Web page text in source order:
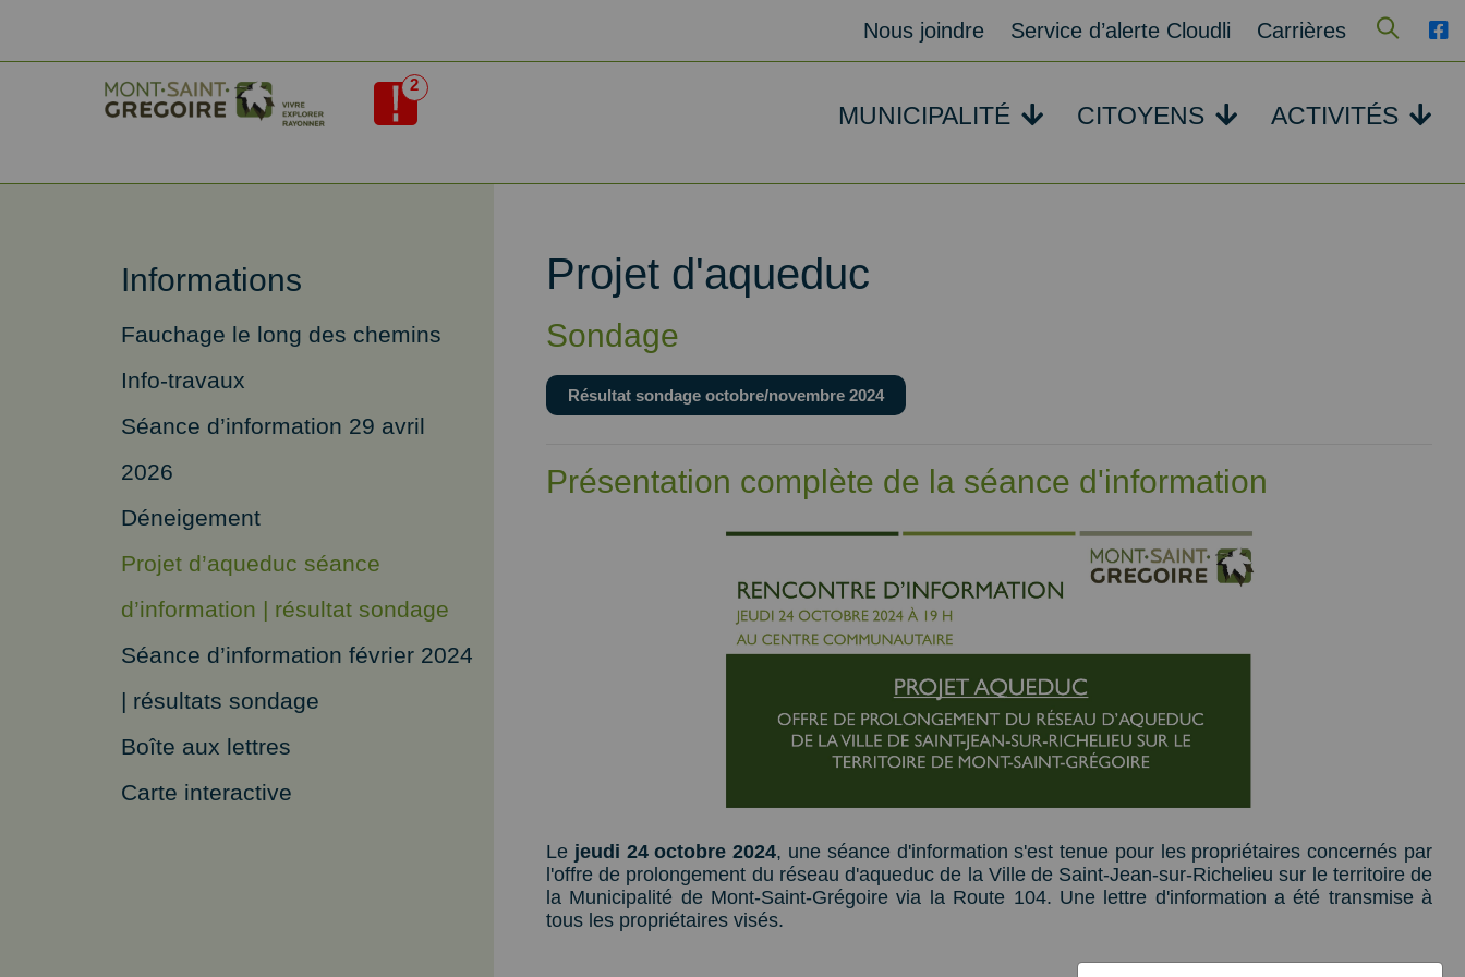
Nous joindre Service d’alerte Cloudli Carrières
2
MUNICIPALITÉ CITOYENS ACTIVITÉS
Informations
Fauchage le long des chemins
Info-travaux
Séance d’information 29 avril
2026
Déneigement
Projet d’aqueduc séance
d’information | résultat sondage
Séance d’information février 2024
| résultats sondage
Boîte aux lettres
Carte interactive
Projet d'aqueduc
Sondage
Résultat sondage octobre/novembre 2024
Présentation complète de la séance d'information
Le jeudi 24 octobre 2024, une séance d'information s'est tenue pour les propriétaires concernés par
l'offre de prolongement du réseau d'aqueduc de la Ville de Saint-Jean-sur-Richelieu sur le territoire de
la Municipalité de Mont-Saint-Grégoire via la Route 104. Une lettre d'information a été transmise à
tous les propriétaires visés.